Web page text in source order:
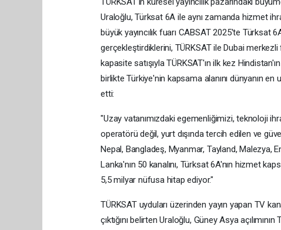
Uraloğlu, Türksat 6A ile aynı zamanda hizmet
büyük yayıncılık fuarı CABSAT 2025'te
gerçekleştirdiklerini, TÜRKSAT ile Dubai
kapasite satışıyla TÜRKSAT'ın ilk kez
birlikte Türkiye'nin kapsama alanını dünyanın en
etti:
"Uzay vatanımızdaki egemenliğimizi, teknoloji
operatörü değil, yurt dışında tercih edilen ve
Nepal, Bangladeş, Myanmar, Tayland, Malezya,
Lanka'nın 50 kanalını, Türksat 6A'nın hizmet
5,5 milyar nüfusa hitap ediyor."
TÜRKSAT uyduları üzerinden yayın yapan TV
çıktığını belirten Uraloğlu, Güney Asya